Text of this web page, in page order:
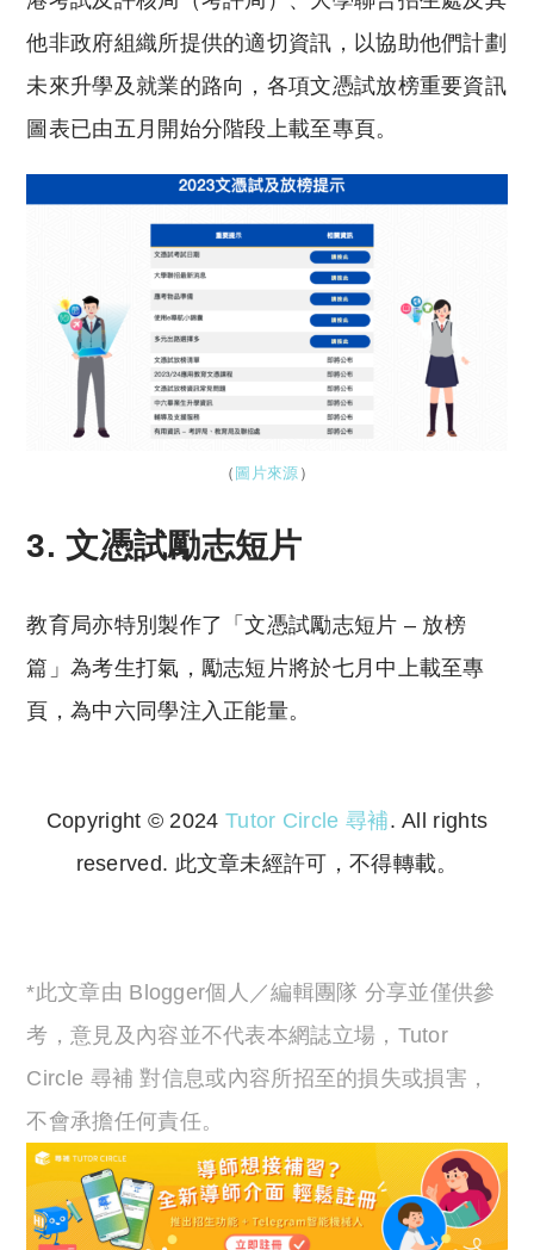
他非政府組織所提供的適切資訊，以協助他們計劃
未來升學及就業的路向，各項文憑試放榜重要資訊
圖表已由五月開始分階段上載至專頁。
（ 圖片來源 ）
3. 文憑試勵志短片
教育局亦特別製作了「文憑試勵志短片 – 放榜
篇」為考生打氣，勵志短片將於七月中上載至專
頁，為中六同學注入正能量。
Copyright © 2024 Tutor Circle 尋補. All rights
reserved. 此文章未經許可，不得轉載。
*此文章由 Blogger個人／編輯團隊 分享並僅供參
考，意見及內容並不代表本網誌立場，Tutor
Circle 尋補 對信息或內容所招至的損失或損害，
不會承擔任何責任。